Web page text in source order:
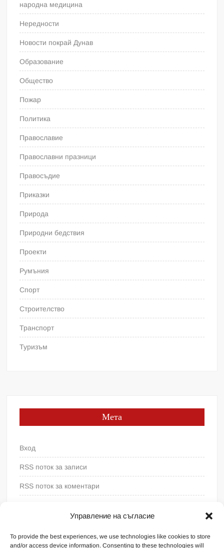
Управление на съгласие
To provide the best experiences, we use technologies like cookies to store
and/or access device information. Consenting to these technologies will
народна медицина
Нередности
Новости покрай Дунав
Образование
Общество
Пожар
Политика
Православие
Православни празници
Правосъдие
Приказки
Природа
Природни бедствия
Проекти
Румъния
Спорт
Строителство
Транспорт
Туризъм
Мета
Вход
RSS поток за записи
RSS поток за коментари